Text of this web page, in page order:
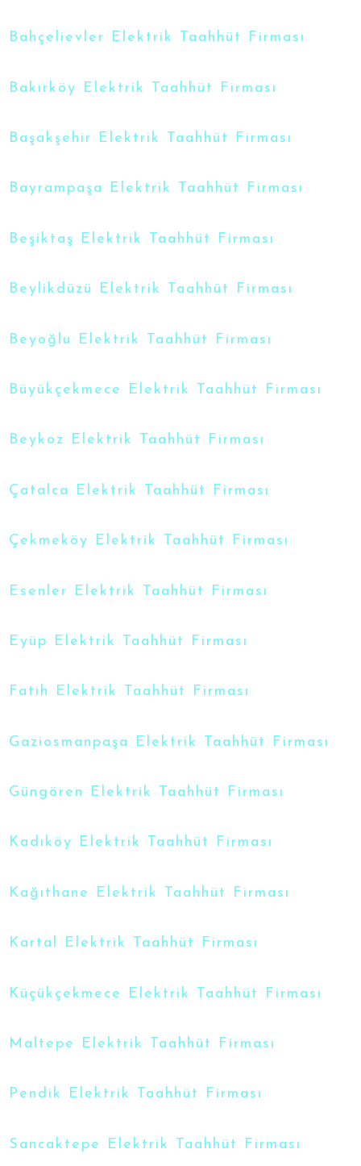
Bahçelievler Elektrik Taahhüt Firması
Bakırköy Elektrik Taahhüt Firması
Başakşehir Elektrik Taahhüt Firması
Bayrampaşa Elektrik Taahhüt Firması
Beşiktaş Elektrik Taahhüt Firması
Beylikdüzü Elektrik Taahhüt Firması
Beyoğlu Elektrik Taahhüt Firması
Büyükçekmece Elektrik Taahhüt Firması
Beykoz Elektrik Taahhüt Firması
Çatalca Elektrik Taahhüt Firması
Çekmeköy Elektrik Taahhüt Firması
Esenler Elektrik Taahhüt Firması
Eyüp Elektrik Taahhüt Firması
Fatih Elektrik Taahhüt Firması
Gaziosmanpaşa Elektrik Taahhüt Firması
Güngören Elektrik Taahhüt Firması
Kadıköy Elektrik Taahhüt Firması
Kağıthane Elektrik Taahhüt Firması
Kartal Elektrik Taahhüt Firması
Küçükçekmece Elektrik Taahhüt Firması
Maltepe Elektrik Taahhüt Firması
Pendik Elektrik Taahhüt Firması
Sancaktepe Elektrik Taahhüt Firması